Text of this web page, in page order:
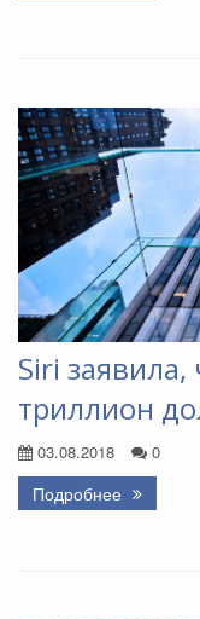
Siri заявила,
триллион
03.08.2018 0
Подробнее